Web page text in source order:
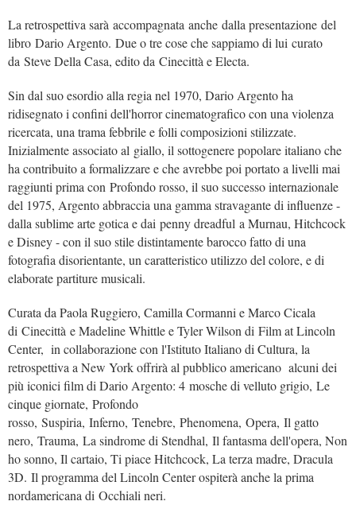
La retrospettiva sarà accompagnata anche dalla presentazione del
libro Dario Argento. Due o tre cose che sappiamo di lui curato
da Steve Della Casa, edito da Cinecittà e Electa.
Sin dal suo esordio alla regia nel 1970, Dario Argento ha
ridisegnato i confini dell'horror cinematografico con una violenza
ricercata, una trama febbrile e folli composizioni stilizzate.
Inizialmente associato al giallo, il sottogenere popolare italiano che
ha contribuito a formalizzare e che avrebbe poi portato a livelli mai
raggiunti prima con Profondo rosso, il suo successo internazionale
del 1975, Argento abbraccia una gamma stravagante di influenze -
dalla sublime arte gotica e dai penny dreadful a Murnau, Hitchcock
e Disney - con il suo stile distintamente barocco fatto di una
fotografia disorientante, un caratteristico utilizzo del colore, e di
elaborate partiture musicali.
Curata da Paola Ruggiero, Camilla Cormanni e Marco Cicala
di Cinecittà e Madeline Whittle e Tyler Wilson di Film at Lincoln
Center, in collaborazione con l'Istituto Italiano di Cultura, la
retrospettiva a New York offrirà al pubblico americano alcuni dei
più iconici film di Dario Argento: 4 mosche di velluto grigio, Le
cinque giornate, Profondo
rosso, Suspiria, Inferno, Tenebre, Phenomena, Opera, Il gatto
nero, Trauma, La sindrome di Stendhal, Il fantasma dell'opera, Non
ho sonno, Il cartaio, Ti piace Hitchcock, La terza madre, Dracula
3D. Il programma del Lincoln Center ospiterà anche la prima
nordamericana di Occhiali neri.